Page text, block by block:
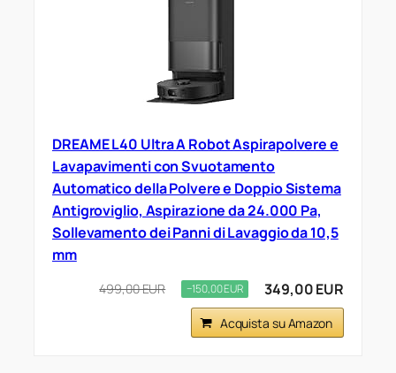
DREAME L40 Ultra A Robot Aspirapolvere e
Lavapavimenti con Svuotamento
Automatico della Polvere e Doppio Sistema
Antigroviglio, Aspirazione da 24.000 Pa,
Sollevamento dei Panni di Lavaggio da 10,5
mm
499,00 EUR −150,00 EUR 349,00 EUR
Acquista su Amazon